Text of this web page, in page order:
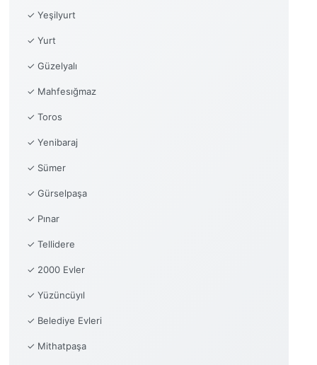
✓ Yeşilyurt
✓ Yurt
✓ Güzelyalı
✓ Mahfesığmaz
✓ Toros
✓ Yenibaraj
✓ Sümer
✓ Gürselpaşa
✓ Pınar
✓ Tellidere
✓ 2000 Evler
✓ Yüzüncüyıl
✓ Belediye Evleri
✓ Mithatpaşa